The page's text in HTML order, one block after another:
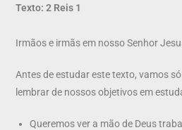
Texto: 2 Reis 1
Irmãos e irmãs em nosso Senhor
Antes de estudar este texto, vamos
lembrar de nossos objetivos em
Queremos ver a mão de Deus